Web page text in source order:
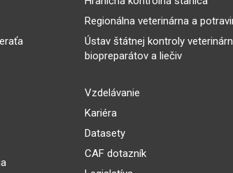
Regionálna veterinárna a
Ústav štátnej kontroly
biopreparátov a liečiv
Vzdelávanie
Kariéra
Datasety
CAF dotazník